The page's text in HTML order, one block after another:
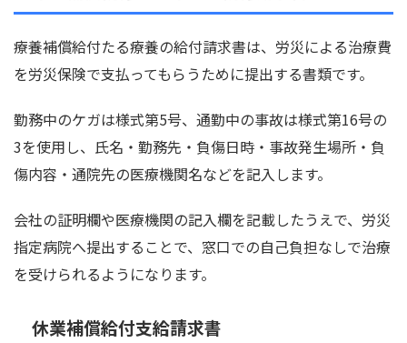
療養補償給付たる療養の給付請求書は、労災による治療費
を労災保険で支払ってもらうために提出する書類です。
勤務中のケガは様式第5号、通勤中の事故は様式第16号の
3を使用し、氏名・勤務先・負傷日時・事故発生場所・負
傷内容・通院先の医療機関名などを記入します。
会社の証明欄や医療機関の記入欄を記載したうえで、労災
指定病院へ提出することで、窓口での自己負担なしで治療
を受けられるようになります。
休業補償給付支給請求書